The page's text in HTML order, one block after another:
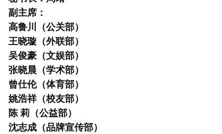
副主席：
高鲁川（公关部）
王晓璇（外联部）
吴俊豪（文娱部）
张晓晨（学术部）
曾仕伦（体育部）
姚浩祥（校友部）
陈 莉（公益部）
沈志成（品牌宣传部）